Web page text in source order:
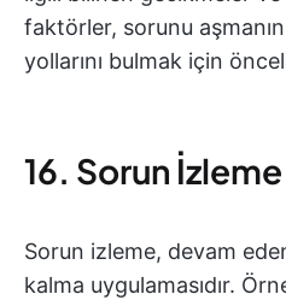
faktörler, sorunu
yollarını bulmak için
16. Sorun İzleme
Sorun izleme, devam
kalma uygulamasıdır.